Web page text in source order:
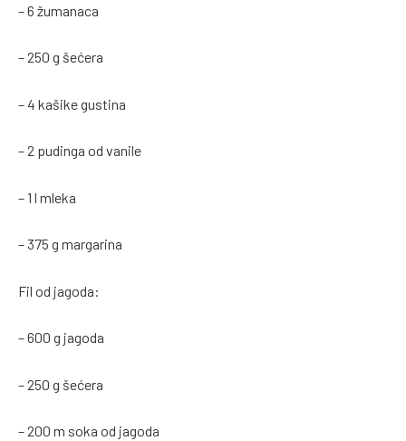
– 6 žumanaca
– 250 g šećera
– 4 kašike gustina
– 2 pudinga od vanile
– 1 l mleka
– 375 g margarina
Fil od jagoda:
– 600 g jagoda
– 250 g šećera
– 200 m soka od jagoda